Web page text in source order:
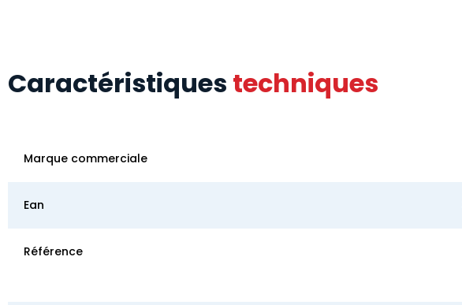
Caractéristiques techniques
Marque commerciale
Ean
Référence